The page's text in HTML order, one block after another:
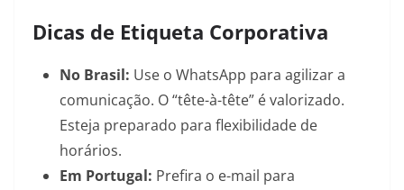
Dicas de Etiqueta Corporativa
No Brasil: Use o WhatsApp para agilizar a
comunicação. O “tête-à-tête” é valorizado.
Esteja preparado para flexibilidade de
horários.
Em Portugal: Prefira o e-mail para